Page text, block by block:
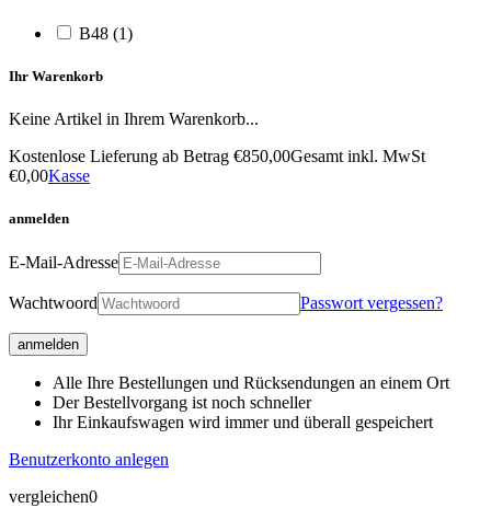
B48 (1)
Ihr Warenkorb
Keine Artikel in Ihrem Warenkorb...
Kostenlose Lieferung ab Betrag €850,00Gesamt inkl. MwSt
€0,00Kasse
anmelden
E-Mail-Adresse
Wachtwoord Passwort vergessen?
anmelden
Alle Ihre Bestellungen und Rücksendungen an einem Ort
Der Bestellvorgang ist noch schneller
Ihr Einkaufswagen wird immer und überall gespeichert
Benutzerkonto anlegen
vergleichen0